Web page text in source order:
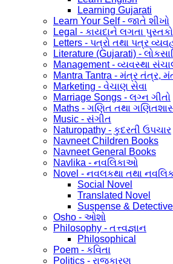
Learning Gujarati
Learn Your Self - જાતે શીખો
Legal - કાયદાને લગતા પુસ્તકો
Letters - પત્રો તથા પત્ર
Literature (Gujarati) -
Management - વ્યવસ્થા
Mantra Tantra - મંત્ર તંત્ર,
Marketing - વેચાણ સેવા
Marriage Songs - લગ્ન ગીતો
Maths - ગણિત તથા
Music - સંગીત
Naturopathy - કુદરતી ઉપચાર
Navneet Children Books
Navneet General Books
Navlika - નવલિકાઓ
Novel - નવલકથા તથા
Social Novel
Translated Novel
Suspense & Detective
Osho - ઓશો
Philosophy - તત્ત્વજ્ઞાન
Philosophical
Poem - કવિતા
Politics - રાજકારણ